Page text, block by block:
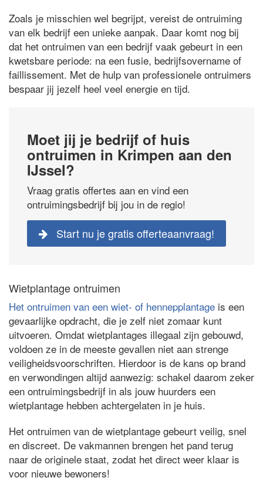
Zoals je misschien wel begrijpt, vereist de ontruiming
van elk bedrijf een unieke aanpak. Daar komt nog bij
dat het ontruimen van een bedrijf vaak gebeurt in een
kwetsbare periode: na een fusie, bedrijfsovername of
faillissement. Met de hulp van professionele ontruimers
bespaar jij jezelf heel veel energie en tijd.
Moet jij je bedrijf of huis
ontruimen in Krimpen aan den
IJssel?
Vraag gratis offertes aan en vind een
ontruimingsbedrijf bij jou in de regio!
Start nu je gratis offerteaanvraag!
Wietplantage ontruimen
Het ontruimen van een wiet- of hennepplantage is een
gevaarlijke opdracht, die je zelf niet zomaar kunt
uitvoeren. Omdat wietplantages illegaal zijn gebouwd,
voldoen ze in de meeste gevallen niet aan strenge
veiligheidsvoorschriften. Hierdoor is de kans op brand
en verwondingen altijd aanwezig: schakel daarom zeker
een ontruimingsbedrijf in als jouw huurders een
wietplantage hebben achtergelaten in je huis.
Het ontruimen van de wietplantage gebeurt veilig, snel
en discreet. De vakmannen brengen het pand terug
naar de originele staat, zodat het direct weer klaar is
voor nieuwe bewoners!